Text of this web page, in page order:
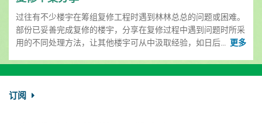
过往有不少楼宇在筹组复修工程时遇到林林总总的问题或困难。
部份已妥善完成复修的楼宇，分享在复修过程中遇到问题时所采
用的不同处理方法，让其他楼宇可从中汲取经验，如日后... 更多
订阅